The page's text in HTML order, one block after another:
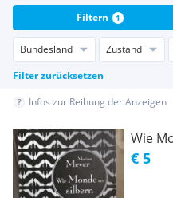
Bundesland Zustand
Filter zurücksetzen
Filtern 1
Infos zur Reihung der Anzeigen
Wie
€ 5